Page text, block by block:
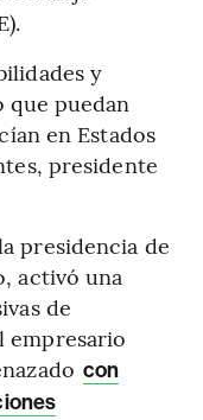
y
que puedan
en Estados
presidente
presidencia de
activó una
de
empresario
con